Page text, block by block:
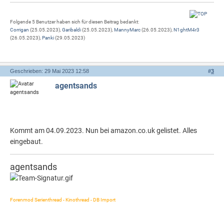
Folgende 5 Benutzer haben sich für diesen Beitrag bedankt:
Corrigan (25.05.2023), Garibaldi(25.05.2023), MannyMarc(26.05.2023), N1ghtM4r3
(26.05.2023), Panki(29.05.2023)
#3
Geschrieben: 29 Mai 2023 12:58
agentsands
Kommt am 04.09.2023. Nun bei amazon.co.uk gelistet. Alles
eingebaut.
agentsands
Forenmod Serienthread - Kinothread - DB Import